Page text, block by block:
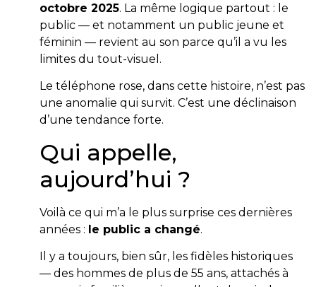
octobre 2025. La même logique partout : le
public — et notamment un public jeune et
féminin — revient au son parce qu’il a vu les
limites du tout-visuel.
Le téléphone rose, dans cette histoire, n’est pas
une anomalie qui survit. C’est une déclinaison
d’une tendance forte.
Qui appelle,
aujourd’hui ?
Voilà ce qui m’a le plus surprise ces dernières
années : le public a changé.
Il y a toujours, bien sûr, les fidèles historiques
— des hommes de plus de 55 ans, attachés à